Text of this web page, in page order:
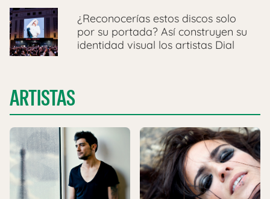
¿Reconocerías estos discos solo
por su portada? Así construyen su
identidad visual los artistas Dial
ARTISTAS